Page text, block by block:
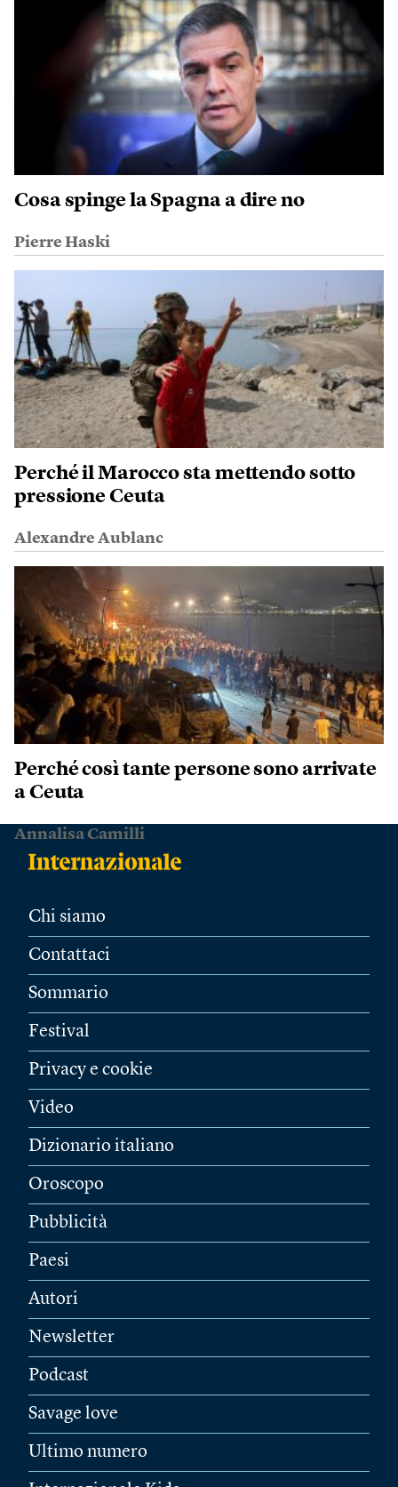
Cosa spinge la Spagna a dire no
Pierre Haski
Perché il Marocco sta mettendo sotto
pressione Ceuta
Alexandre Aublanc
Perché così tante persone sono arrivate
a Ceuta
Annalisa Camilli
Chi siamo
Contattaci
Sommario
Festival
Privacy e cookie
Video
Dizionario italiano
Oroscopo
Pubblicità
Paesi
Autori
Newsletter
Podcast
Savage love
Ultimo numero